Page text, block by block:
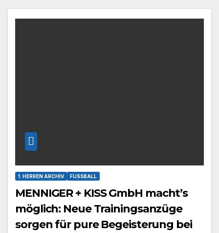
1. HERREN ARCHIV FUSSBALL
MENNIGER + KISS GmbH macht’s
möglich: Neue Trainingsanzüge
sorgen für pure Begeisterung bei